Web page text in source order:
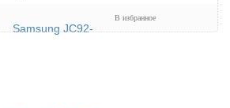
В избранное